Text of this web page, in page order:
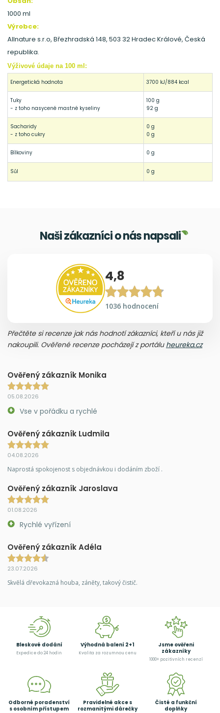
1000 ml
Výrobce:
Allnature s.r.o, Březhradská 148, 503 32 Hradec Králové, Česká
republika.
Výživové údaje na 100 ml:
Energetická hodnota 3700 kJ/884 kcal
Tuky
- z toho nasycené mastné kyseliny
100 g
92 g
Sacharidy
- z toho cukry
0 g
0 g
Bílkoviny 0 g
Sůl 0 g
Naši zákazníci o nás napsali
4,8
1036 hodnocení
Přečtěte si recenze jak nás hodnotí zákazníci, kteří u nás již
nakoupili. Ověřené recenze pocházejí z portálu heureka.cz
Ověřený zákazník Monika
05.08.2026
Vse v pořádku a rychlé
Ověřený zákazník Ludmila
04.08.2026
Naprostá spokojenost s objednávkou i dodáním zboží .
Ověřený zákazník Jaroslava
01.08.2026
Rychlé vyřízení
Ověřený zákazník Adéla
23.07.2026
Skvělá dřevokazná houba, záněty, takový čistič.
Bleskové dodání
Expedice do 24 hodin
Výhodná balení 2+1
Kvalita za rozumnou cenu
Jsme ověřeni
zákazníky
1000+ pozitivních recenzí
Odborné poradenství
s osobním přístupem
Pravidelné akce s
rozmanitými dárečky
Čisté a funkční
doplňky